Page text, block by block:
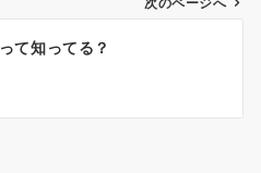
次のページへ
て知ってる？